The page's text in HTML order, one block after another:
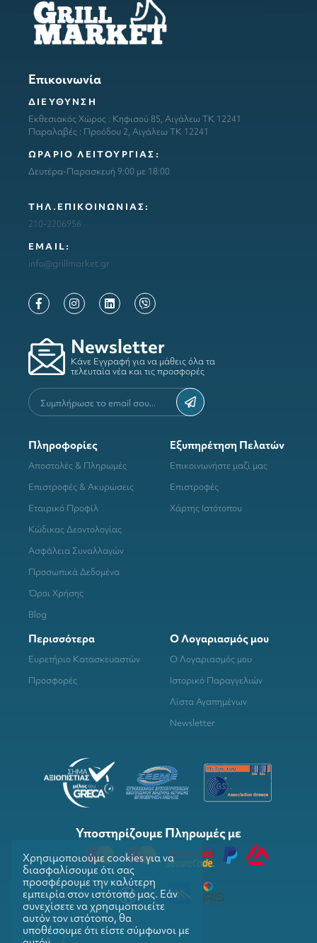
Επικοινωνία
ΔΙΕΥΘΥΝΣΗ
Εκθεσιακός Χώρος : Κηφισού 85, Αιγάλεω ΤΚ 12241
Παραλαβές : Προόδου 2, Αιγάλεω ΤΚ 12241
ΩΡΑΡΙΟ ΛΕΙΤΟΥΡΓΙΑΣ:
Δευτέρα-Παρασκευή 9:00 με 18:00
ΤΗΛ.ΕΠΙΚΟΙΝΩΝΙΑΣ:
210-2206956
ΕΜΑΙL:
info@grillmarket.gr
Newsletter
Κάνε Εγγραφή για να μάθεις όλα τα
τελευταία νέα και τις προσφορές
Πληροφορίες
Αποστολές & Πληρωμές
Επιστροφές & Ακυρώσεις
Εταιρικό Προφίλ
Κώδικας Δεοντολογίας
Ασφάλεια Συναλλαγών
Προσωπικά Δεδομένα
Όροι Χρήσης
Blog
Εξυπηρέτηση Πελατών
Επικοινωνήστε μαζί μας
Επιστροφές
Χάρτης Ιστότοπου
Περισσότερα
Ευρετήριο Κατασκευαστών
Προσφορές
Ο Λογαριασμός μου
Ο Λογαριασμός μου
Ιστορικό Παραγγελιών
Λίστα Αγαπημένων
Newsletter
Υποστηρίζουμε Πληρωμές με
Χρησιμοποιούμε cookies για να
διασφαλίσουμε ότι σας
προσφέρουμε την καλύτερη
εμπειρία στον ιστότοπό μας. Εάν
συνεχίσετε να χρησιμοποιείτε
αυτόν τον ιστότοπο, θα
υποθέσουμε ότι είστε σύμφωνοι με